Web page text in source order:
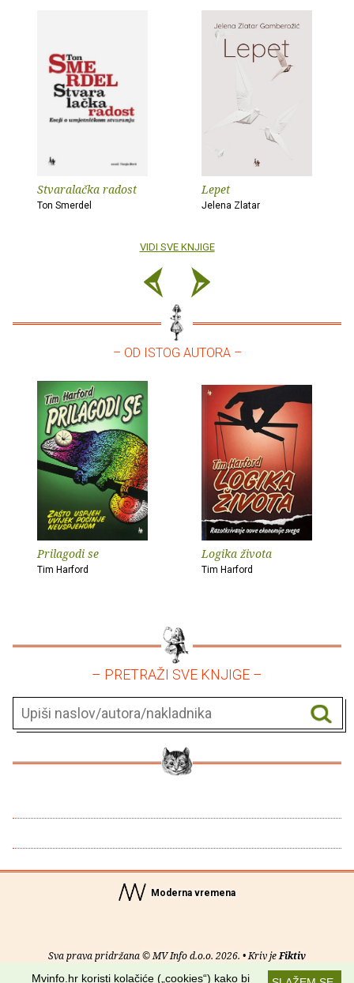
Stvaralačka radost
Ton Smerdel
Lepet
Jelena Zlatar
VIDI SVE KNJIGE
– OD ISTOG AUTORA –
Prilagodi se
Tim Harford
Logika života
Tim Harford
– PRETRAŽI SVE KNJIGE –
Moderna vremena
Sva prava pridržana © MV Info d.o.o. 2026. • Kriv jeFiktiv
Mvinfo.hr koristi kolačiće („cookies“) kako bi